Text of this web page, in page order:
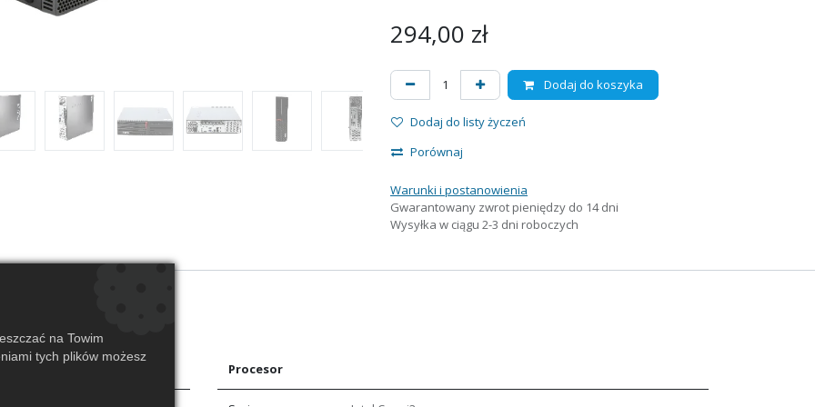
294,00 zł
Dodaj do koszyka
Dodaj do listy życzeń
Porównaj
Warunki i postanowienia
Gwarantowany zwrot pieniędzy do 14 dni
Wysyłka w ciągu 2-3 dni roboczych
Procesor
na Towim
tych plików możesz